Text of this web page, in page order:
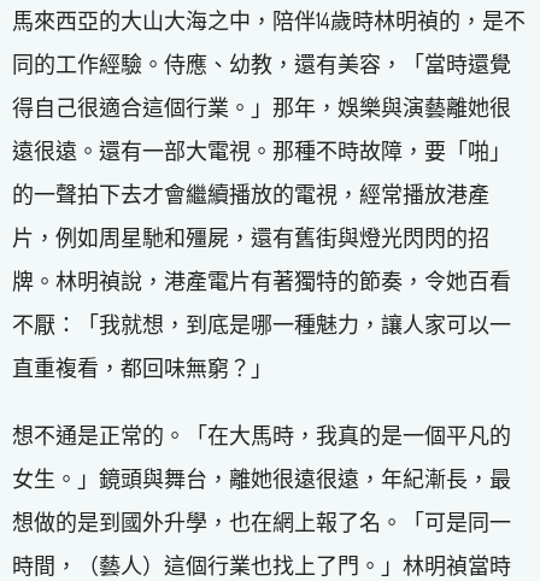
馬來西亞的大山大海之中，陪伴14歲時林明禎的，是不
同的工作經驗。侍應、幼教，還有美容，「當時還覺
得自己很適合這個行業。」那年，娛樂與演藝離她很
遠很遠。還有一部大電視。那種不時故障，要「啪」
的一聲拍下去才會繼續播放的電視，經常播放港產
片，例如周星馳和殭屍，還有舊街與燈光閃閃的招
牌。林明禎說，港產電片有著獨特的節奏，令她百看
不厭：「我就想，到底是哪一種魅力，讓人家可以一
直重複看，都回味無窮？」
想不通是正常的。「在大馬時，我真的是一個平凡的
女生。」鏡頭與舞台，離她很遠很遠，年紀漸長，最
想做的是到國外升學，也在網上報了名。「可是同一
時間，（藝人）這個行業也找上了門。」林明禎當時